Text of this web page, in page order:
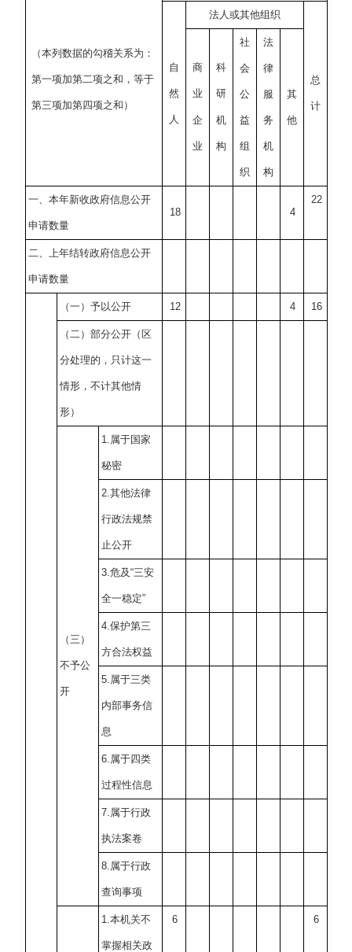
（本列数据的勾稽关系为：
第一项加第二项之和，等于
第三项加第四项之和）
自
然
人
法人或其他组织
总
计
商
业
企
业
科
研
机
构
社
会
公
益
组
织
法
律
服
务
机
构
其
他
一、本年新收政府信息公开
申请数量
18 4
22
二、上年结转政府信息公开
申请数量
（一）予以公开 12 4 16
（二）部分公开 （区
分处理的，只计这一
情形，不计其他情
形）
（三）
不予公
开
1.属于国家
秘密
2.其他法律
行政法规禁
止公开
3.危及“三安
全一稳定”
4.保护第三
方合法权益
5.属于三类
内部事务信
息
6.属于四类
过程性信息
7.属于行政
执法案卷
8.属于行政
查询事项
1.本机关不
掌握相关政
6 6